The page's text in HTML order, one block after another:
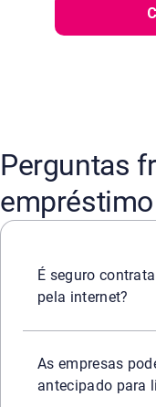
Perguntas
É seguro
pela internet?
As empresas
antecipado para